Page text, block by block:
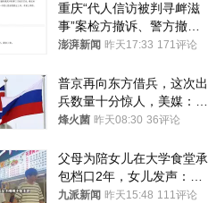
重庆“代人信访被判寻衅滋
事”案检方撤诉、警方撤
案，两被告人获国赔
澎湃新闻 昨天17:33 171评论
普京再向东方借兵，这次出
兵数量十分惊人，美媒：俄
朝要动真格？
烽火菌 昨天08:30 36评论
父母为陪女儿在大学食堂承
包档口2年，女儿发声：初
衷是为了陪伴，毕业后将不
九派新闻 昨天15:48 111评论